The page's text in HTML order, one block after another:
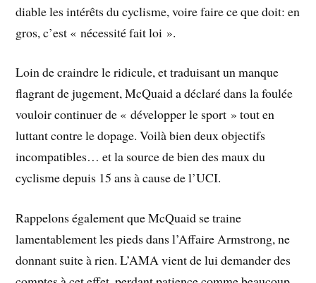
diable les intérêts du cyclisme, voire faire ce que doit: en
gros, c’est « nécessité fait loi ».
Loin de craindre le ridicule, et traduisant un manque
flagrant de jugement, McQuaid a déclaré dans la foulée
vouloir continuer de « développer le sport » tout en
luttant contre le dopage. Voilà bien deux objectifs
incompatibles… et la source de bien des maux du
cyclisme depuis 15 ans à cause de l’UCI.
Rappelons également que McQuaid se traine
lamentablement les pieds dans l’Affaire Armstrong, ne
donnant suite à rien. L’AMA vient de lui demander des